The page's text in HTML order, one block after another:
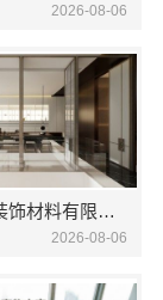
2026-08-06
嘉兴锦居装饰材料有限公司：秀洲区家装推荐新房一站式
2026-08-06